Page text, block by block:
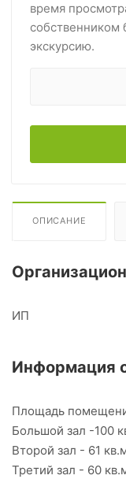
время
собственником
экскурсию.
ОПИСАНИЕ
ИП
Информация
Площадь
Большой зал -100
Второй зал - 61
Третий зал - 60